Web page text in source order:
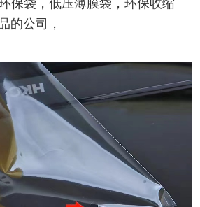
保袋，低压薄膜袋，环保收缩
的公司，